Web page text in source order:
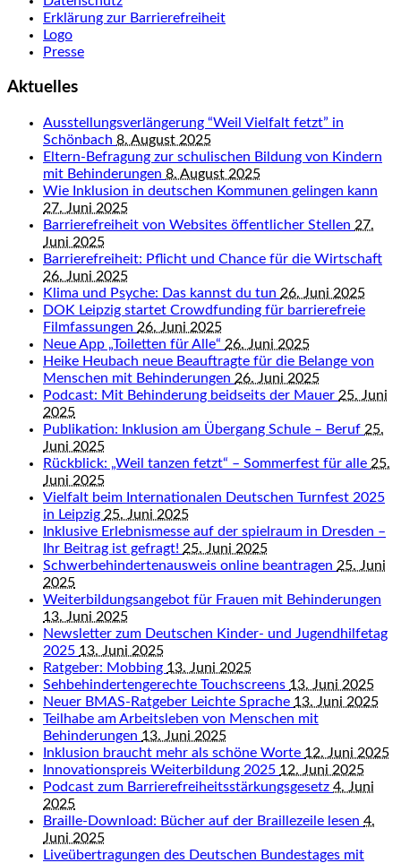
Erklärung zur Barrierefreiheit
Logo
Presse
Aktuelles
Ausstellungsverlängerung “Weil Vielfalt fetzt” in
Schönbach 8. August 2025
Eltern-Befragung zur schulischen Bildung von Kindern
mit Behinderungen 8. August 2025
Wie Inklusion in deutschen Kommunen gelingen kann
27. Juni 2025
Barrierefreiheit von Websites öffentlicher Stellen 27.
Juni 2025
Barrierefreiheit: Pflicht und Chance für die Wirtschaft
26. Juni 2025
Klima und Psyche: Das kannst du tun 26. Juni 2025
DOK Leipzig startet Crowdfunding für barrierefreie
Filmfassungen 26. Juni 2025
Neue App „Toiletten für Alle“ 26. Juni 2025
Heike Heubach neue Beauftragte für die Belange von
Menschen mit Behinderungen 26. Juni 2025
Podcast: Mit Behinderung beidseits der Mauer 25. Juni
2025
Publikation: Inklusion am Übergang Schule – Beruf 25.
Juni 2025
Rückblick: „Weil tanzen fetzt“ – Sommerfest für alle 25.
Juni 2025
Vielfalt beim Internationalen Deutschen Turnfest 2025
in Leipzig 25. Juni 2025
Inklusive Erlebnismesse auf der spielraum in Dresden –
Ihr Beitrag ist gefragt! 25. Juni 2025
Schwerbehindertenausweis online beantragen 25. Juni
2025
Weiterbildungsangebot für Frauen mit Behinderungen
13. Juni 2025
Newsletter zum Deutschen Kinder- und Jugendhilfetag
2025 13. Juni 2025
Ratgeber: Mobbing 13. Juni 2025
Sehbehindertengerechte Touchscreens 13. Juni 2025
Neuer BMAS-Ratgeber Leichte Sprache 13. Juni 2025
Teilhabe am Arbeitsleben von Menschen mit
Behinderungen 13. Juni 2025
Inklusion braucht mehr als schöne Worte 12. Juni 2025
Innovationspreis Weiterbildung 2025 12. Juni 2025
Podcast zum Barrierefreiheitsstärkungsgesetz 4. Juni
2025
Braille-Download: Bücher auf der Braillezeile lesen 4.
Juni 2025
Liveübertragungen des Deutschen Bundestages mit